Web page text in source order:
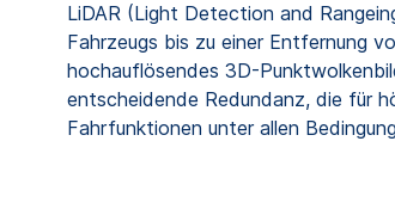
LiDAR (Light Detection and
Fahrzeugs bis zu einer Entfernung
hochauflösendes 3D-
entscheidende Redundanz, die für
Fahrfunktionen unter allen